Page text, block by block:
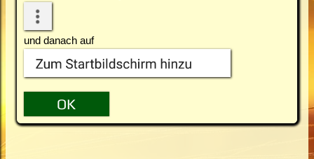
und danach auf